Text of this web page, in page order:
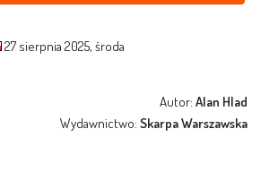
27 sierpnia 2025, środa
Autor:Alan Hlad
Wydawnictwo:Skarpa Warszawska